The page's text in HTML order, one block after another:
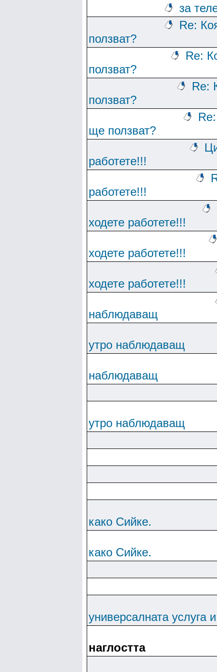
за
Re:
ползват?
Re:
ползват?
Re:
ползват?
ще ползват?
работете!!!
работете!!!
ходете работете!!!
ходете работете!!!
ходете работете!!!
наблюдаващ
утро наблюдаващ
наблюдаващ
утро наблюдаващ
како Сийке.
како Сийке.
универсалната услуга
наглостта